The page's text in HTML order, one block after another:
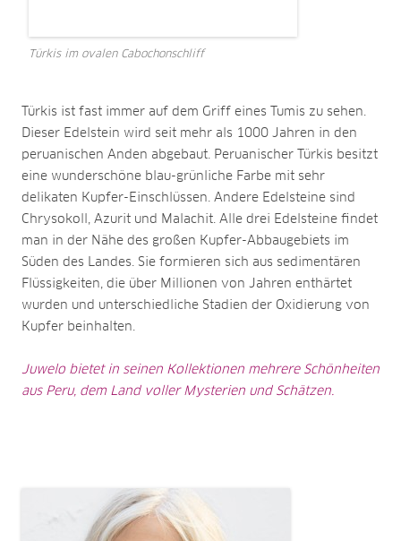
Türkis im ovalen Cabochonschliff
Türkis ist fast immer auf dem Griff eines Tumis zu sehen.
Dieser Edelstein wird seit mehr als 1000 Jahren in den
peruanischen Anden abgebaut. Peruanischer Türkis besitzt
eine wunderschöne blau-grünliche Farbe mit sehr
delikaten Kupfer-Einschlüssen. Andere Edelsteine sind
Chrysokoll, Azurit und Malachit. Alle drei Edelsteine findet
man in der Nähe des großen Kupfer-Abbaugebiets im
Süden des Landes. Sie formieren sich aus sedimentären
Flüssigkeiten, die über Millionen von Jahren enthärtet
wurden und unterschiedliche Stadien der Oxidierung von
Kupfer beinhalten.
Juwelo bietet in seinen Kollektionen mehrere Schönheiten
aus Peru, dem Land voller Mysterien und Schätzen.